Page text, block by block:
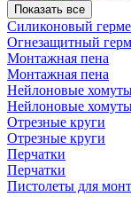
Показать все
Силиконовый
Огнезащитный
Монтажная пена
Монтажная пена
Нейлоновые
Нейлоновые
Отрезные круги
Отрезные круги
Перчатки
Перчатки
Пистолеты для